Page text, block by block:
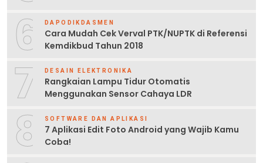
6 DAPODIKDASMEN
Cara Mudah Cek Verval PTK/NUPTK di Referensi
Kemdikbud Tahun 2018
7 DESAIN ELEKTRONIKA
Rangkaian Lampu Tidur Otomatis
Menggunakan Sensor Cahaya LDR
8 SOFTWARE DAN APLIKASI
7 Aplikasi Edit Foto Android yang Wajib Kamu
Coba!